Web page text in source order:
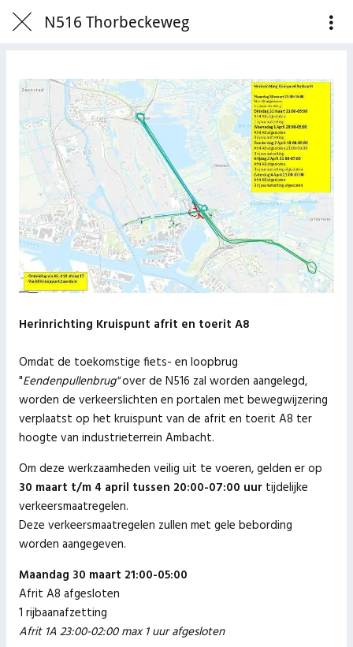
N516 Thorbeckeweg
Herinrichting Kruispunt afrit en toerit A8
Omdat de toekomstige fiets- en loopbrug
"Eendenpullenbrug"over de N516 zal worden aangelegd,
worden de verkeerslichten en portalen met bewegwijzering
verplaatst op het kruispunt van de afrit en toerit A8 ter
hoogte van industrieterrein Ambacht.
Om deze werkzaamheden veilig uit te voeren, gelden er op
30 maart t/m 4 april tussen 20:00-07:00 uur tijdelijke
verkeersmaatregelen.
Deze verkeersmaatregelen zullen met gele bebording
worden aangegeven.
Maandag 30 maart 21:00-05:00
​Afrit A8 afgesloten
1 rijbaanafzetting
Afrit 1A 23:00-02:00 max 1 uur afgesloten